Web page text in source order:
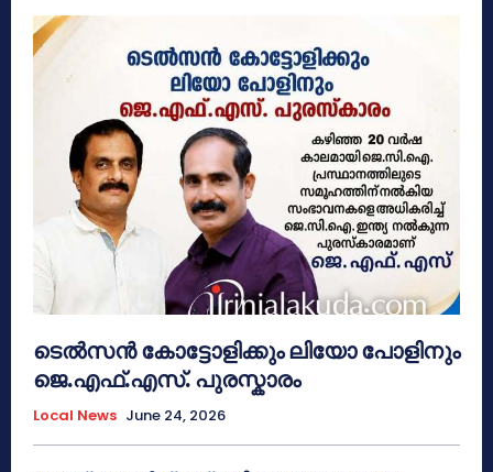
ടെൽസൻ കോട്ടോളിക്കും ലിയോ പോളിനും
ജെ.എഫ്.എസ്. പുരസ്കാരം
Local News June 24, 2026